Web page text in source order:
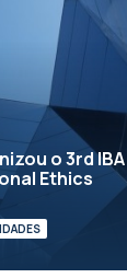
o 3rd IBA
Ethics